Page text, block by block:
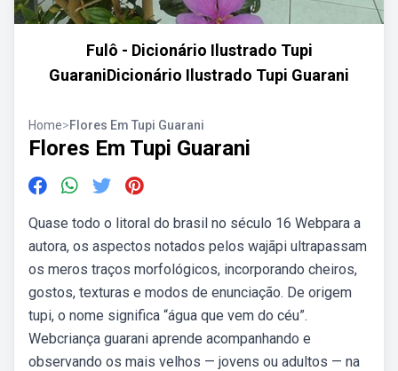
Fulô - Dicionário Ilustrado Tupi
GuaraniDicionário Ilustrado Tupi Guarani
Home>Flores Em Tupi Guarani
Flores Em Tupi Guarani
Quase todo o litoral do brasil no século 16 Webpara a
autora, os aspectos notados pelos wajãpi ultrapassam
os meros traços morfológicos, incorporando cheiros,
gostos, texturas e modos de enunciação. De origem
tupi, o nome significa “água que vem do céu”.
Webcriança guarani aprende acompanhando e
observando os mais velhos — jovens ou adultos — na